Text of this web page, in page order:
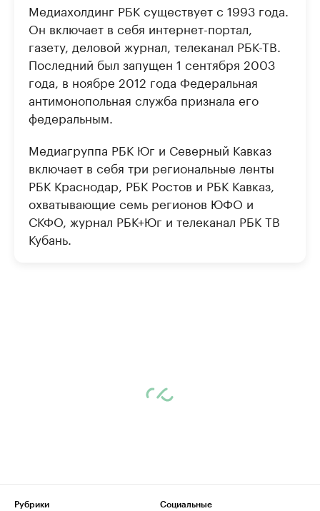
Медиахолдинг РБК существует с 1993 года.
Он включает в себя интернет-портал,
газету, деловой журнал, телеканал РБК-ТВ.
Последний был запущен 1 сентября 2003
года, в ноябре 2012 года Федеральная
антимонопольная служба признала его
федеральным.
Медиагруппа РБК Юг и Северный Кавказ
включает в себя три региональные ленты
РБК Краснодар, РБК Ростов и РБК Кавказ,
охватывающие семь регионов ЮФО и
СКФО, журнал РБК+Юг и телеканал РБК ТВ
Кубань.
Рубрики
Социальные